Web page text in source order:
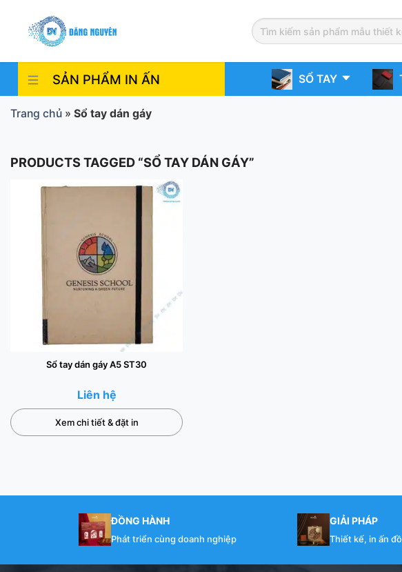
content
SẢN PHẨM IN ẤN SỔ TAY
Trang chủ » Sổ tay dán gáy
PRODUCTS TAGGED “SỔ TAY DÁN GÁY”
Sổ tay dán gáy A5 ST30
Liên hệ
Xem chi tiết & đặt in
ĐỒNG HÀNH
Phát triển cùng doanh nghiệp
GIẢI PHÁP
Thiết kế, in ấn